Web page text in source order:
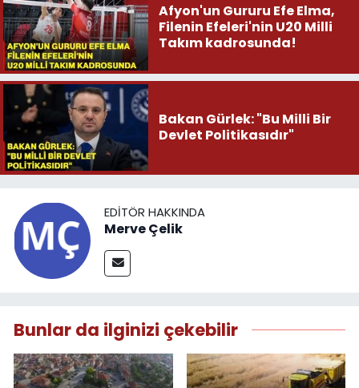
Afyon'un Gururu Efe Elma,
Filenin Efeleri'nin U20 Milli
Takım kadrosunda!
Bakan Gürlek: "Bu Milli Bir
Devlet Politikasıdır"
EDITÖR HAKKINDA
Merve Çelik
Bunlar da ilginizi çekebilir